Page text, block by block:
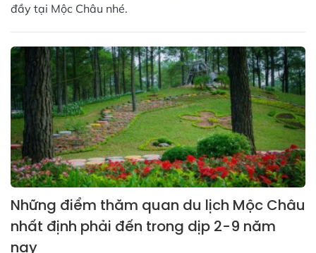
đầy tại Mộc Châu nhé.
Những điểm thăm quan du lịch Mộc Châu
nhất định phải đến trong dịp 2-9 năm
nay